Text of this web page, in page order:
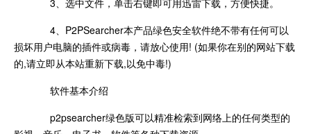
3、选中文件，单击右键即可用迅雷下载，方便快捷。
4、P2PSearcher本产品绿色安全软件绝不带有任何可以
损坏用户电脑的插件或病毒，请放心使用! (如果你在别的网站下载
的,请立即从本站重新下载,以免中毒!)
软件基本介绍
p2psearcher绿色版可以精准检索到网络上的任何类型的